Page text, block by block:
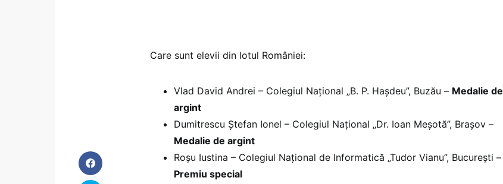
Care sunt elevii din lotul României:
Vlad David Andrei – Colegiul Național „B. P. Hașdeu”, Buzău – Medalie de
argint
Dumitrescu Ștefan Ionel – Colegiul Național „Dr. Ioan Meșotă”, Brașov –
Medalie de argint
Roșu Iustina – Colegiul Național de Informatică „Tudor Vianu”, București –
Premiu special